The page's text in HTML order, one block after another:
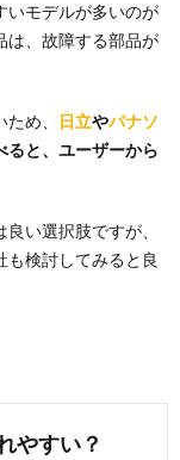
いモデルが多いのが
は、故障する部品が
め、 日立やパナソ
ると、ユーザーから
い選択肢ですが、
も検討してみると良
やすい？